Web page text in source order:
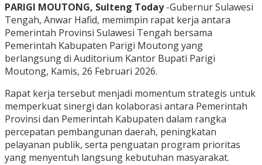
PARIGI MOUTONG, Sulteng Today-Gubernur Sulawesi
Tengah, Anwar Hafid, memimpin rapat kerja antara
Pemerintah Provinsi Sulawesi Tengah bersama
Pemerintah Kabupaten Parigi Moutong yang
berlangsung di Auditorium Kantor Bupati Parigi
Moutong, Kamis, 26 Februari 2026.
Rapat kerja tersebut menjadi momentum strategis untuk
memperkuat sinergi dan kolaborasi antara Pemerintah
Provinsi dan Pemerintah Kabupaten dalam rangka
percepatan pembangunan daerah, peningkatan
pelayanan publik, serta penguatan program prioritas
yang menyentuh langsung kebutuhan masyarakat.